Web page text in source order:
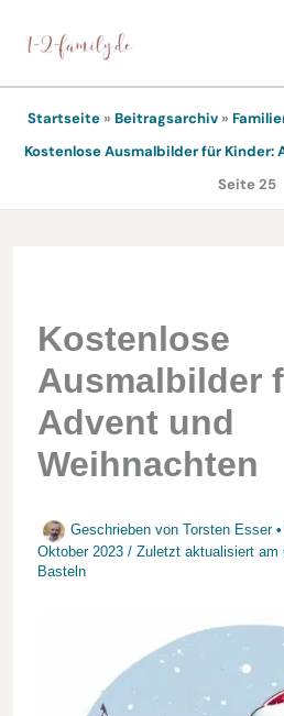
Inhalt
springen
Startseite » Beitragsarchiv »
Kostenlose Ausmalbilder für Kinder:
Seite 25
Kostenlose
Ausmalbilder
Advent und
Weihnachten
Geschrieben von Torsten Esser
Oktober 2023 / Zuletzt aktualisiert am
Basteln